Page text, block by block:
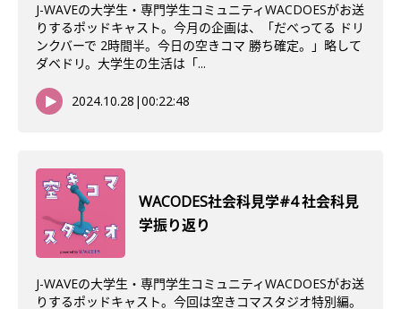
J-WAVEの大学生・専門学生コミュニティWACDOESがお送
りするポッドキャスト。今月の企画は、「だべってる ドリ
ンクバーで 2時間半。今日の空きコマ 勝ち確定。」略して
ダベドリ。大学生の生活は「...
2024.10.28 |00:22:48
WACODES社会科見学#4 社会科見
学振り返り
J-WAVEの大学生・専門学生コミュニティWACDOESがお送
りするポッドキャスト。今回は空きコマスタジオ特別編。